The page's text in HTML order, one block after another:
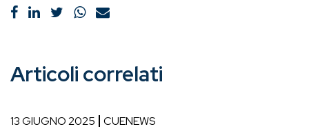
Articoli correlati
13 GIUGNO 2025 CUENEWS